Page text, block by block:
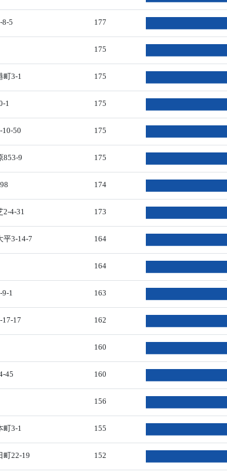
8-5 177
175
町3-1 175
1 175
50 175
853-9 175
174
2-4-31 173
平3-14-7 164
164
9-1 163
17 162
160
45 160
156
町3-1 155
町22-19 152